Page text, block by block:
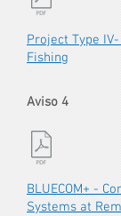
Project Type
Fishing
Aviso 4
BLUECOM+ -
Systems at